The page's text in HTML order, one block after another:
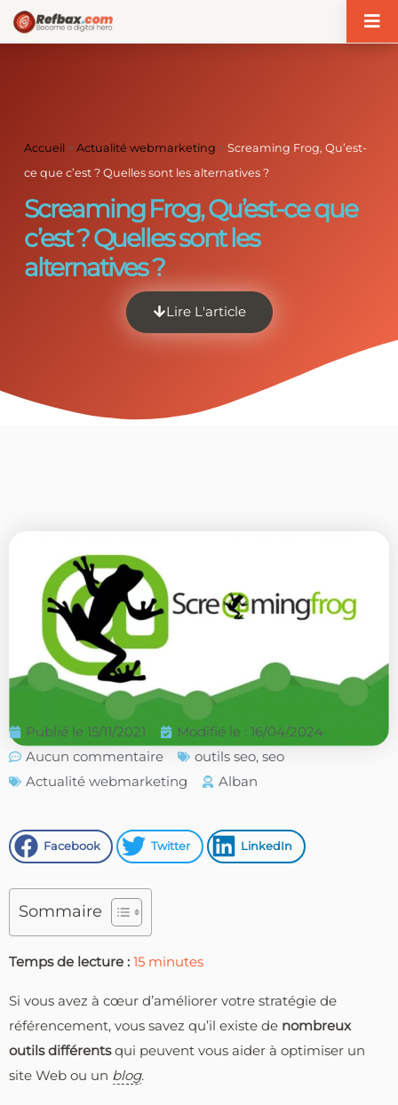
Accueil >Actualité webmarketing >Screaming Frog, Qu’est-
ce que c’est ? Quelles sont les alternatives ?
Screaming Frog, Qu’est-ce que
c’est ? Quelles sont les
alternatives ?
Lire L'article
Publié le 15/11/2021
Modifié le : 16/04/2024
Aucun commentaire
outils seo, seo
Actualité webmarketing
Alban
Facebook Twitter LinkedIn
Sommaire
Temps de lecture : 15 minutes
Si vous avez à cœur d’améliorer votre stratégie de
référencement, vous savez qu’il existe de nombreux
outils différentsqui peuvent vous aider à optimiser un
site Web ou un blog.
Panneau de gestion des cookies